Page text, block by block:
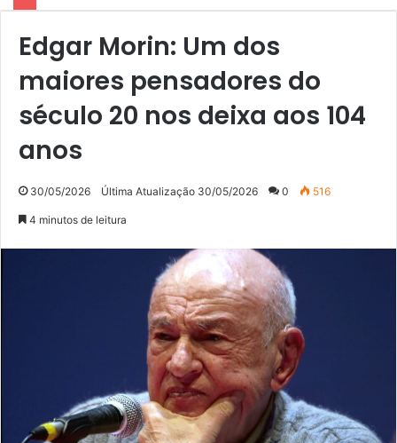
Edgar Morin: Um dos
maiores pensadores do
século 20 nos deixa aos 104
anos
30/05/2026 Última Atualização 30/05/2026 0 516
4 minutos de leitura